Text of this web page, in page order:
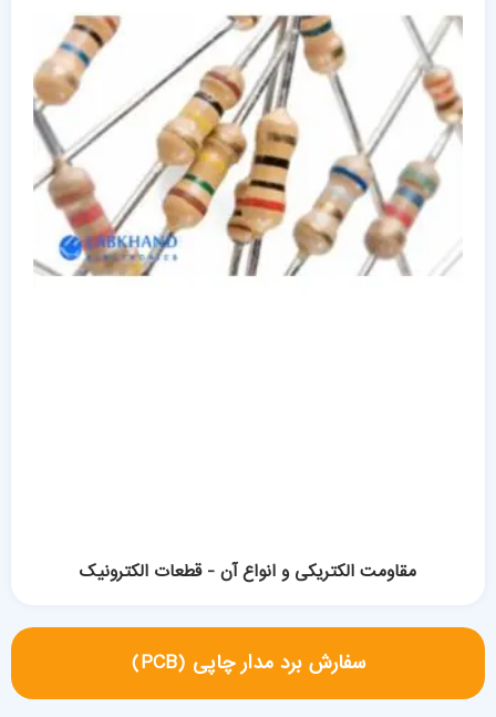
مقاومت الکتریکی و انواع آن - قطعات الکترونیک
سفارش برد مدار چاپی (PCB)